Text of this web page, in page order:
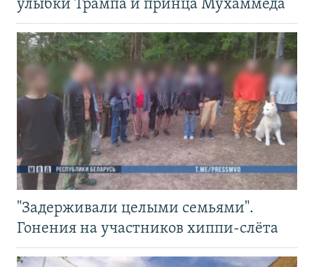
улыбки Трампа и принца Мухаммеда
"Задерживали целыми семьями".
Гонения на участников хиппи-слёта